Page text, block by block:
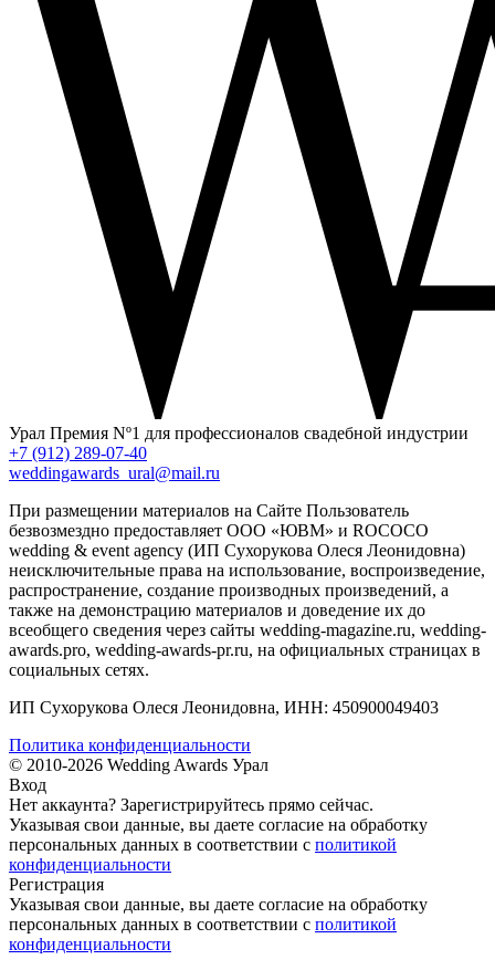
Урал Премия Nº1 для профессионалов свадебной индустрии
+7 (912) 289-07-40
weddingawards_ural@mail.ru
При размещении материалов на Сайте Пользователь
безвозмездно предоставляет ООО «ЮВМ» и ROCOCO
wedding & event agency (ИП Сухорукова Олеся Леонидовна)
неисключительные права на использование, воспроизведение,
распространение, создание производных произведений, а
также на демонстрацию материалов и доведение их до
всеобщего сведения через сайты wedding-magazine.ru, wedding-
awards.pro, wedding-awards-pr.ru, на официальных страницах в
социальных сетях.
ИП Сухорукова Олеся Леонидовна, ИНН: 450900049403
Политика конфиденциальности
© 2010-2026 Wedding Awards Урал
Вход
Нет аккаунта? Зарегистрируйтесь прямо сейчас.
Указывая свои данные, вы даете согласие на обработку
персональных данных в соответствии с политикой
конфиденциальности
Регистрация
Указывая свои данные, вы даете согласие на обработку
персональных данных в соответствии с политикой
конфиденциальности